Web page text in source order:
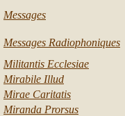
Messages
Messages Radiophoniques
Militantis Ecclesiae
Mirabile Illud
Mirae Caritatis
Miranda Prorsus